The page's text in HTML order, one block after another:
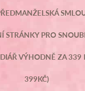
STRÁNKY PRO
VÝHODNĚ ZA 339
399KČ)